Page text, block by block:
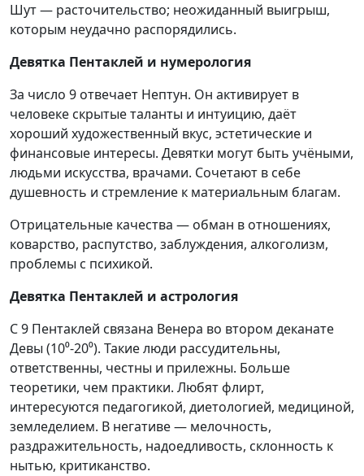
Шут — расточительство; неожиданный выигрыш,
которым неудачно распорядились.
Девятка Пентаклей и нумерология
За число 9 отвечает Нептун. Он активирует в
человеке скрытые таланты и интуицию, даёт
хороший художественный вкус, эстетические и
финансовые интересы. Девятки могут быть учёными,
людьми искусства, врачами. Сочетают в себе
душевность и стремление к материальным благам.
Отрицательные качества — обман в отношениях,
коварство, распутство, заблуждения, алкоголизм,
проблемы с психикой.
Девятка Пентаклей и астрология
С 9 Пентаклей связана Венера во втором деканате
Девы (10⁰-20⁰). Такие люди рассудительны,
ответственны, честны и прилежны. Больше
теоретики, чем практики. Любят флирт,
интересуются педагогикой, диетологией, медициной,
земледелием. В негативе — мелочность,
раздражительность, надоедливость, склонность к
нытью, критиканство.